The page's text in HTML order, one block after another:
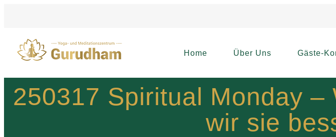
Home Über Uns Gäste-
250317 Spiritual Monday
wir sie